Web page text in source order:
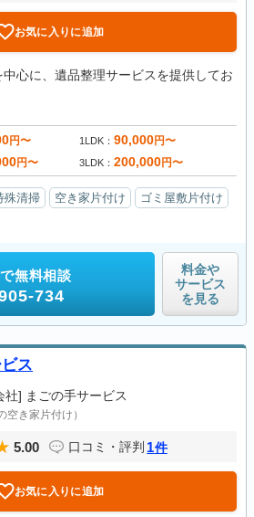
お気に入りに追加
心に、遺品整理サービスを提供してお
円〜 1LDK 90,000円〜
円〜 3LDK 200,000円〜
殊清掃 空き家片付け
ゴミ屋敷片付け
無料相談
734
料金や
サービス
を見る
ス
社] まごの手サービス
空き家片付け）
5.00 口コミ・評判 1件
お気に入りに追加